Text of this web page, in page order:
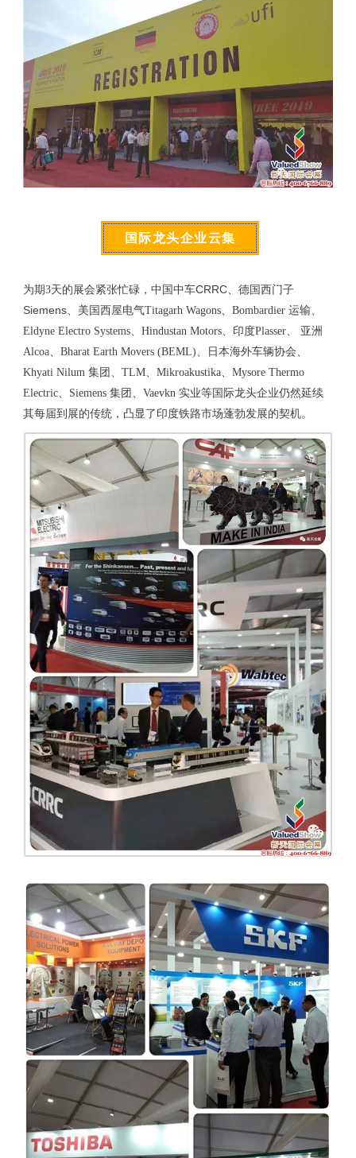
国际龙头企业云集
为期3天的展会紧张忙碌，中国中车CRRC、德国西门子
Siemens、美国西屋电气Titagarh Wagons、Bombardier 运输、
Eldyne Electro Systems、Hindustan Motors、印度Plasser、 亚洲
Alcoa、Bharat Earth Movers (BEML)、日本海外车辆协会、
Khyati Nilum 集团、TLM、Mikroakustika、Mysore Thermo
Electric、Siemens 集团、Vaevkn 实业等国际龙头企业仍然延续
其每届到展的传统，凸显了印度铁路市场蓬勃发展的契机。